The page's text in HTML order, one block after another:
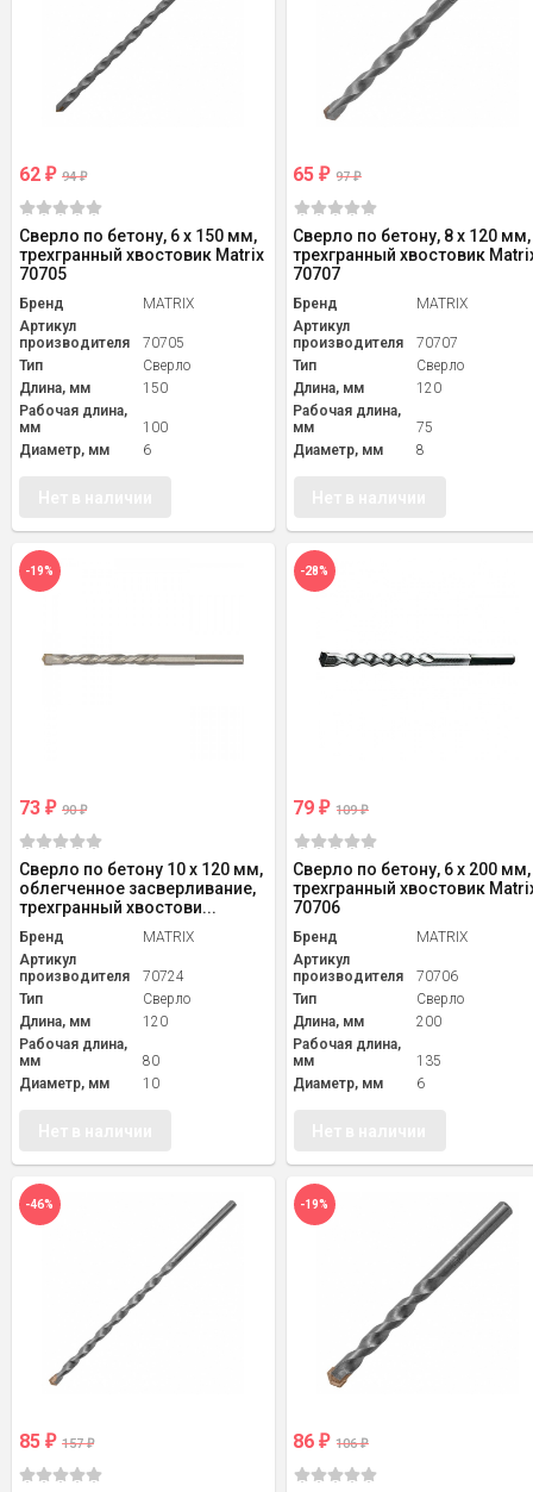
62 ₽ 94₽
Сверло по бетону, 6 х 150 мм,
трехгранный хвостовик Matrix
70705
Бренд
MATRIX
Артикул
производителя
70705
Тип
Сверло
Длина, мм
150
Рабочая длина,
мм
100
Диаметр, мм
6
65₽ 97₽
Сверло по бетону, 8 х 120 мм,
трехгранный хвостовик
70707
Бренд
MATRIX
Артикул
производителя
70707
Тип
Сверло
Длина, мм
120
Рабочая длина,
мм
75
Диаметр, мм
8
-19%
73 ₽ 90₽
Сверло по бетону 10 х 120 мм,
облегченное засверливание,
трехгранный хвостови...
Бренд
MATRIX
Артикул
производителя
70724
Тип
Сверло
Длина, мм
120
Рабочая длина,
мм
80
Диаметр, мм
10
-28%
79₽ 109₽
Сверло по бетону, 6 х 200 мм,
трехгранный хвостовик
70706
Бренд
MATRIX
Артикул
производителя
70706
Тип
Сверло
Длина, мм
200
Рабочая длина,
мм
135
Диаметр, мм
6
-46%
85 ₽ 157₽
-19%
86₽ 106₽